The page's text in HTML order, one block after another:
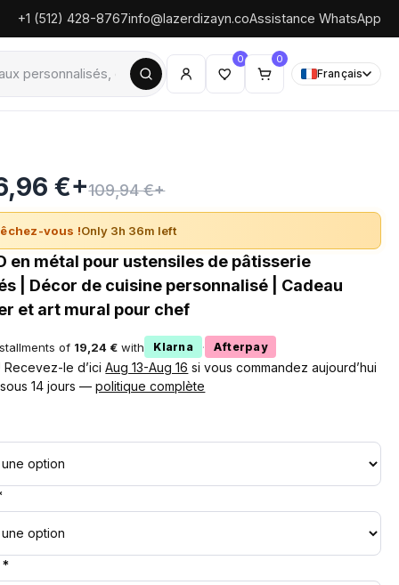
+1 (512) 428-8767info@lazerdizayn.coAssistance WhatsApp
0 0
Français
€+109,94 €+
vous !Only 3h 36m left
en métal pour ustensiles de pâtisserie
| Décor de cuisine personnalisé | Cadeau
et art mural pour chef
of 19,24 € with Klarna · Afterpay
Recevez-le d’iciAug 13-Aug 16 si vous commandez aujourd’hui
14 jours —politique complète